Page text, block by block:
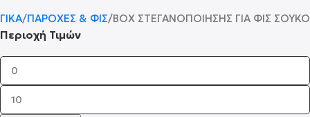
ΠΑΡΟΧΈΣ & ΦΙΣ BOX ΣΤΕΓΑΝΟΠΟΊΗΣΗΣ ΓΙΑ ΦΙΣ ΣΟΎΚΟ
Περιοχή Τιμών